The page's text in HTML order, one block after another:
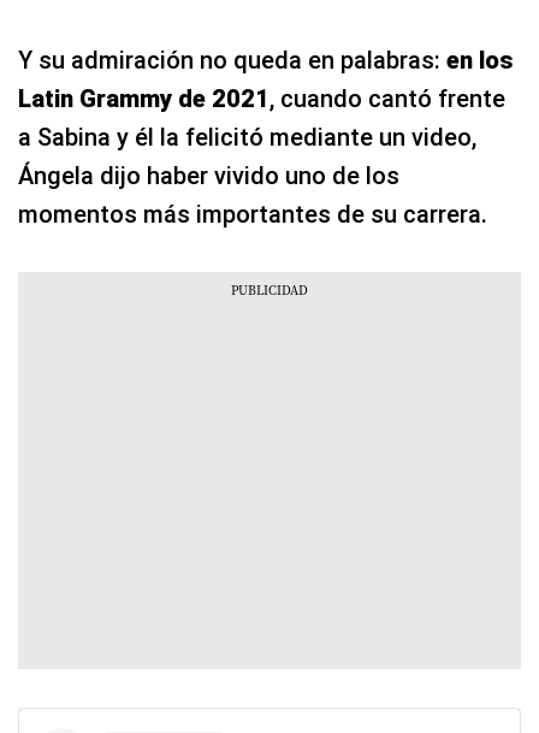
Y su admiración no queda en palabras: en los
Latin Grammy de 2021, cuando cantó frente
a Sabina y él la felicitó mediante un video,
Ángela dijo haber vivido uno de los
momentos más importantes de su carrera.